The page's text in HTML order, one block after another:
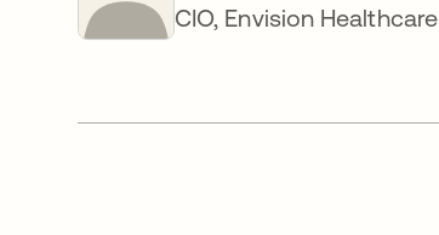
CIO, Envision Healthcare